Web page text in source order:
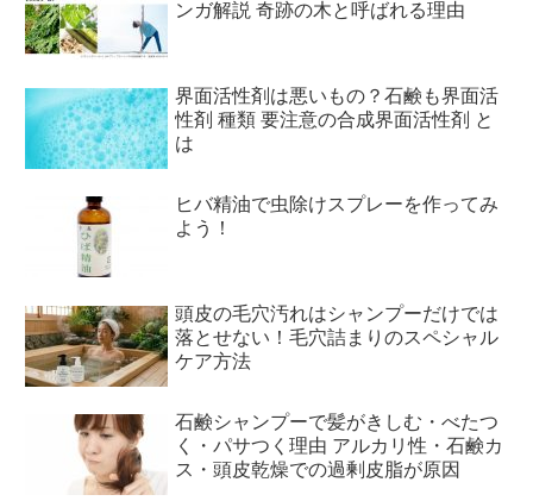
ンガ解説 奇跡の木と呼ばれる理由
界面活性剤は悪いもの？石鹸も界面活
性剤 種類 要注意の合成界面活性剤 と
は
ヒバ精油で虫除けスプレーを作ってみ
よう！
頭皮の毛穴汚れはシャンプーだけでは
落とせない！毛穴詰まりのスペシャル
ケア方法
石鹸シャンプーで髪がきしむ・べたつ
く・パサつく理由 アルカリ性・石鹸カ
ス・頭皮乾燥での過剰皮脂が原因